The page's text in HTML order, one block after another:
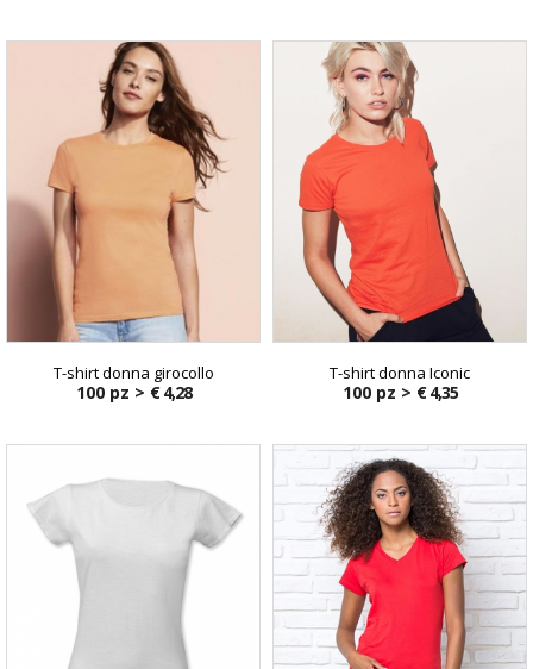
T-shirt donna girocollo
100 pz > € 4,28
T-shirt donna Iconic
100 pz > € 4,35